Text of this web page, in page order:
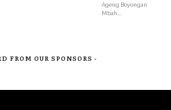
Ageng Boyongan
Mbah...
FROM OUR SPONSORS -